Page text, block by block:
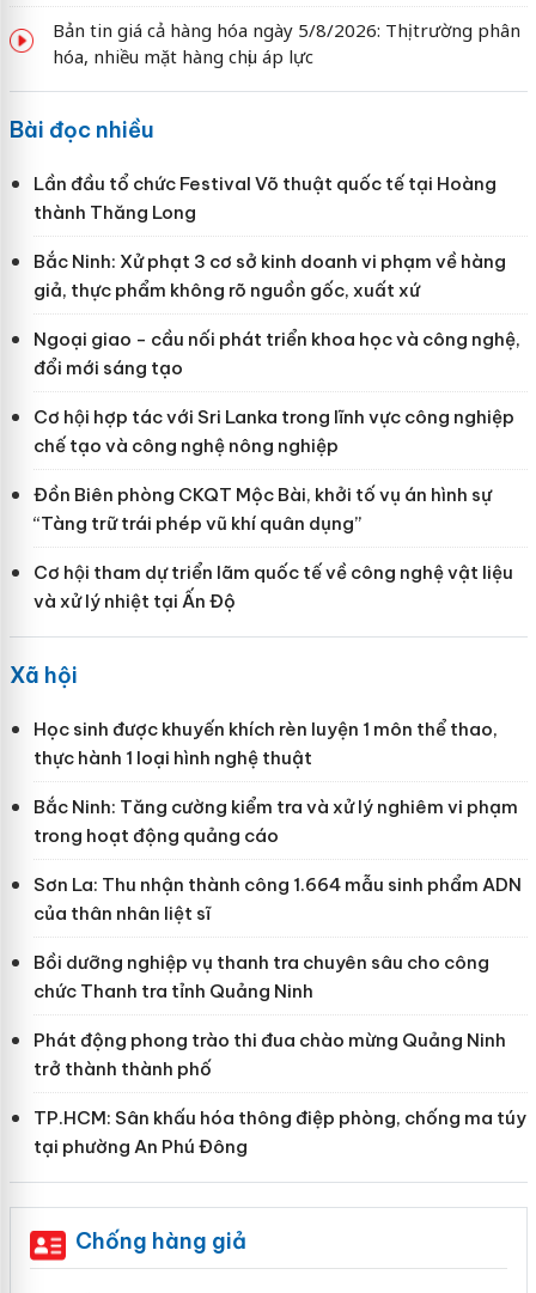
Bản tin giá cả hàng hóa ngày 5/8/2026: Thị trường phân
hóa, nhiều mặt hàng chịu áp lực
Bài đọc nhiều
Lần đầu tổ chức Festival Võ thuật quốc tế tại Hoàng
thành Thăng Long
Bắc Ninh: Xử phạt 3 cơ sở kinh doanh vi phạm về hàng
giả, thực phẩm không rõ nguồn gốc, xuất xứ
Ngoại giao - cầu nối phát triển khoa học và công nghệ,
đổi mới sáng tạo
Cơ hội hợp tác với Sri Lanka trong lĩnh vực công nghiệp
chế tạo và công nghệ nông nghiệp
Đồn Biên phòng CKQT Mộc Bài, khởi tố vụ án hình sự
“Tàng trữ trái phép vũ khí quân dụng”
Cơ hội tham dự triển lãm quốc tế về công nghệ vật liệu
và xử lý nhiệt tại Ấn Độ
Xã hội
Học sinh được khuyến khích rèn luyện 1 môn thể thao,
thực hành 1 loại hình nghệ thuật
Bắc Ninh: Tăng cường kiểm tra và xử lý nghiêm vi phạm
trong hoạt động quảng cáo
Sơn La: Thu nhận thành công 1.664 mẫu sinh phẩm ADN
của thân nhân liệt sĩ
Bồi dưỡng nghiệp vụ thanh tra chuyên sâu cho công
chức Thanh tra tỉnh Quảng Ninh
Phát động phong trào thi đua chào mừng Quảng Ninh
trở thành thành phố
TP.HCM: Sân khấu hóa thông điệp phòng, chống ma túy
tại phường An Phú Đông
Chống hàng giả